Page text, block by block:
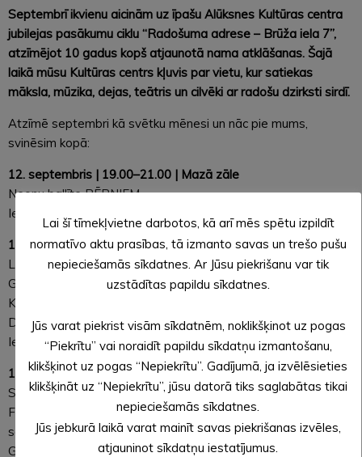
Septembrī ikvienu aicinām uz īpašu Alūksnes Kultūras centra
jubilejas pasākumu ciklu “Radošuma adrese – Brūža iela 7”,
atzīmējot 10 gadus kopš atjaunotā nama atklāšanas. Šajā
laikā mūsu Kultūras centrs kļuvis par vietu, kur satiekas
māksla, mūzika, dejas, teātris un cilvēki ar radošu dzirksti sirdī.
Atzīmē septembri kā svētku mēnesi un nāc pie mums,
svinēsim kopā:
12. septembris | 19.00–21.00 | Mazā zāle
Neonu ballīte BĒRNIEM.
Ieeja: 5,00 EUR
13. septembris | 22.00–3.00
Lielā zāle – Svētku balle ar grupu “Zelta Kniede”.
Galdiņu rezervācija un biļešu iepriekšpārdošana Alūksnes
Kultūras centra kasē, tālrunis 27334489.
Diskozāle – DJ Gaga Dance un Lisa Poļana.
Ieeja uz vakaru: 10,00 EUR
18. septembris | 14.00–18.00 | Lielā zāle
Svētku diena SENIORIEM – Inese Ērmane, Havjers
Fernandess, Aleksandrs Kuzmins koncertā “Savijušies,
sapinušies”, Burciņu balle, muzicē “Zigmārs &dēli”.
Galdiņu vai vietu rezervācija līdz 15. septembrim Alūksnes
Lai šī tīmekļvietne darbotos, kā arī mēs spētu izpildīt
normatīvo aktu prasības, tā izmanto savas un trešo pušu
nepieciešamās sīkdatnes. Ar Jūsu piekrišanu var tik
uzstādītas papildu sīkdatnes.
Jūs varat piekrist visām sīkdatnēm, noklikšķinot uz pogas
“Piekrītu” vai noraidīt papildu sīkdatņu izmantošanu,
klikšķinot uz pogas “Nepiekrītu”. Gadījumā, ja izvēlēsieties
klikšķināt uz “Nepiekrītu”, jūsu datorā tiks saglabātas tikai
nepieciešamās sīkdatnes.
Jūs jebkurā laikā varat mainīt savas piekrišanas izvēles,
atjauninot sīkdatņu iestatījumus.